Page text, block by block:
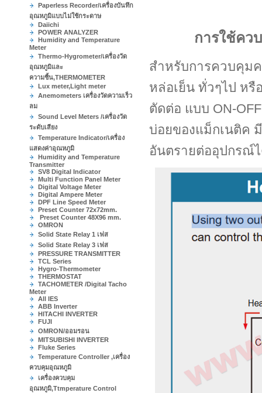
Paperless Recorder/เครื่องบันทึก
อุณหภูมิแบบไม่ใช้กระดาษ
Daiichi
POWER ANALYZER
Humidity and Temperature
Meter
Thermo-Hygrometer/เครื่องวัด
อุณหภูมิและ
ความชื้น,THERMOMETER
Lux meter,Light meter
Anemometers เครื่องวัดความเร็ว
ลม
Sound Level Meters /เครื่องวัด
ระดับเสียง
Temperature Indicator/เครื่อง
แสดงค่าอุณหภูมิ
Humidity and Temperature
Transmitter
SV8 Digital Indicator
Multi Function Panel Meter
Digital Voltage Meter
Digital Ampere Meter
DPF Line Speed Meter
Preset Counter 72x72mm.
Preset Counter 48X96 mm.
OMRON
Solid State Relay 1 เฟส
Solid State Relay 3 เฟส
PRESSURE TRANSMITTER
TCL Series
Hygro-Thermometer
THERMOSTAT
TACHOMETER /Digital Tacho
Meter
All IES
ABB Inverter
HITACHI INVERTER
FUJI
OMRON/ออมรอน
MITSUBISHI INVERTER
Fluke Series
Temperature Controller ,เครื่อง
ควบคุมอุณหภูมิ
เครื่องควบคุม
อุณหภูมิ,Ttmperature Control
การใช้ควบคุ
สำหรับการควบคุม
หล่อเย็น ทั่วๆไป ห
ตัดต่อ แบบ ON-
บ่อยของแม็กเนติค
อันตรายต่ออุปกรณ์